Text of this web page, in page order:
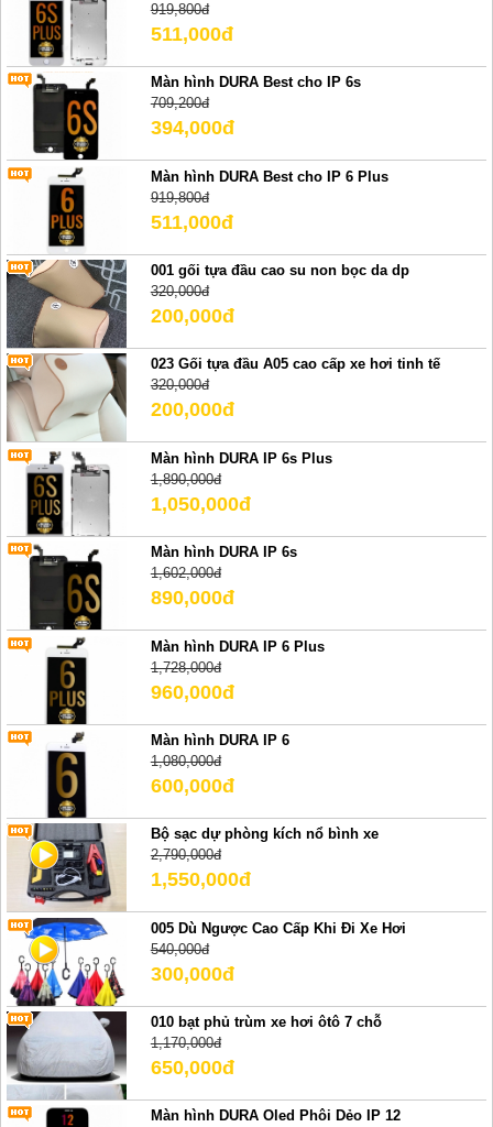
919,800đ
511,000đ
Màn hình DURA Best cho IP 6s
709,200đ
394,000đ
Màn hình DURA Best cho IP 6 Plus
919,800đ
511,000đ
001 gối tựa đầu cao su non bọc da dp
320,000đ
200,000đ
023 Gối tựa đầu A05 cao cấp xe hơi tinh tế
320,000đ
200,000đ
Màn hình DURA IP 6s Plus
1,890,000đ
1,050,000đ
Màn hình DURA IP 6s
1,602,000đ
890,000đ
Màn hình DURA IP 6 Plus
1,728,000đ
960,000đ
Màn hình DURA IP 6
1,080,000đ
600,000đ
Bộ sạc dự phòng kích nổ bình xe
2,790,000đ
1,550,000đ
005 Dù Ngược Cao Cấp Khi Đi Xe Hơi
540,000đ
300,000đ
010 bạt phủ trùm xe hơi ôtô 7 chỗ
1,170,000đ
650,000đ
Màn hình DURA Oled Phôi Dẻo IP 12